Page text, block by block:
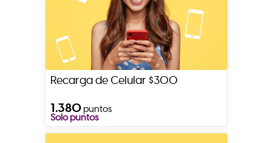
Recarga de Celular $300
1.380puntos
Solo puntos